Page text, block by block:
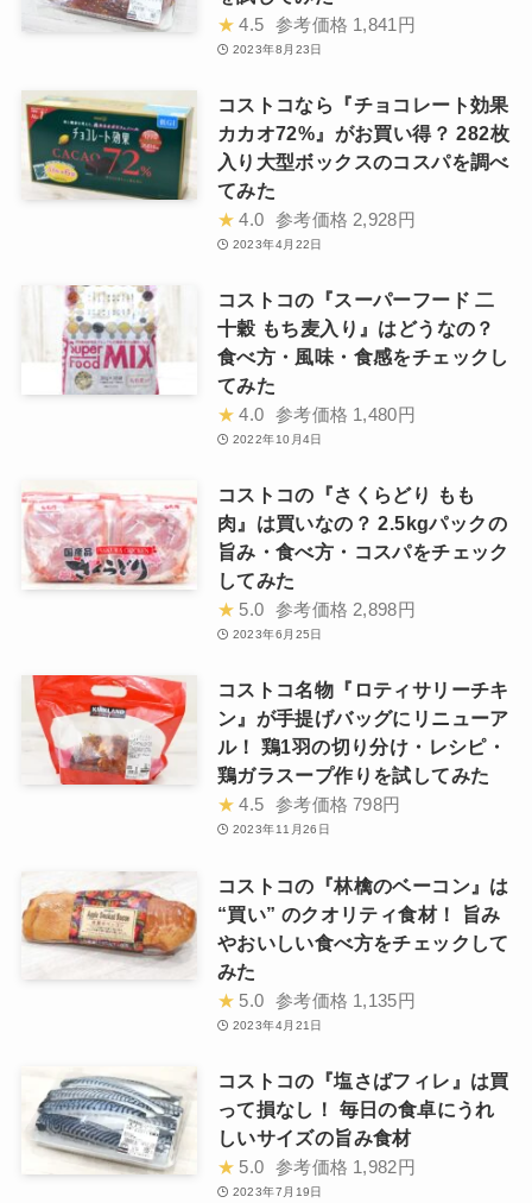
★ 4.5 参考価格 1,841円
2023年8月23日
コストコなら『チョコレート効果
カカオ72%』がお買い得？ 282枚
入り大型ボックスのコスパを調べ
てみた
★ 4.0 参考価格 2,928円
2023年4月22日
コストコの『スーパーフード 二
十穀 もち麦入り』はどうなの？
食べ方・風味・食感をチェックし
てみた
★ 4.0 参考価格 1,480円
2022年10月4日
コストコの『さくらどり もも
肉』は買いなの？ 2.5kgパックの
旨み・食べ方・コスパをチェック
してみた
★ 5.0 参考価格 2,898円
2023年6月25日
コストコ名物『ロティサリーチキ
ン』が手提げバッグにリニューア
ル！ 鶏1羽の切り分け・レシピ・
鶏ガラスープ作りを試してみた
★ 4.5 参考価格 798円
2023年11月26日
コストコの『林檎のベーコン』は
“買い” のクオリティ食材！ 旨み
やおいしい食べ方をチェックして
みた
★ 5.0 参考価格 1,135円
2023年4月21日
コストコの『塩さばフィレ』は買
って損なし！ 毎日の食卓にうれ
しいサイズの旨み食材
★ 5.0 参考価格 1,982円
2023年7月19日